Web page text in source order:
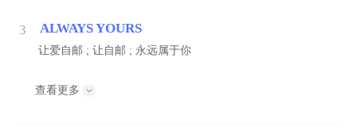
3 ALWAYS YOURS
让爱自邮 ; 让自邮 ; 永远属于你
查看更多